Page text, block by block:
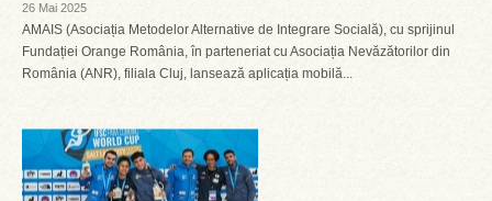
26 Mai 2025
AMAIS (Asociația Metodelor Alternative de Integrare Socială), cu sprijinul
Fundației Orange România, în parteneriat cu Asociația Nevăzătorilor din
România (ANR), filiala Cluj, lansează aplicația mobilă...